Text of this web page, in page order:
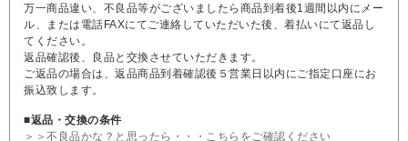
万一商品違い、不良品等がございましたら商品到着後1週間以内にメー
ル、または電話FAXにてご連絡していただいた後、着払いにて返品し
てください。
返品確認後、良品と交換させていただきます。
ご返品の場合は、返品商品到着確認後５営業日以内にご指定口座にお
振込致します。
■返品・交換の条件
＞＞不良品かな？と思ったら・・・こちらをご確認ください